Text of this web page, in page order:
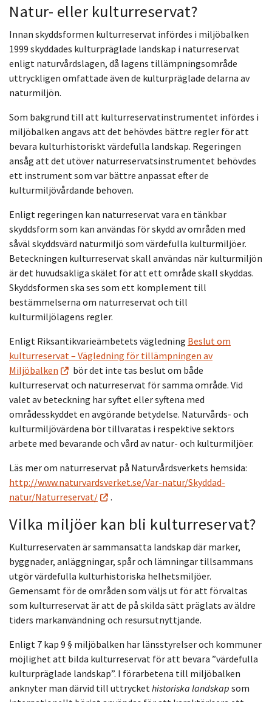
Natur- eller kulturreservat?
Innan skyddsformen kulturreservat infördes i miljöbalken
1999 skyddades kulturpräglade landskap i naturreservat
enligt naturvårdslagen, då lagens tillämpningsområde
uttryckligen omfattade även de kulturpräglade delarna av
naturmiljön.
Som bakgrund till att kulturreservatinstrumentet infördes i
miljöbalken angavs att det behövdes bättre regler för att
bevara kulturhistoriskt värdefulla landskap. Regeringen
ansåg att det utöver naturreservatsinstrumentet behövdes
ett instrument som var bättre anpassat efter de
kulturmiljövårdande behoven.
Enligt regeringen kan naturreservat vara en tänkbar
skyddsform som kan användas för skydd av områden med
såväl skyddsvärd naturmiljö som värdefulla kulturmiljöer.
Beteckningen kulturreservat skall användas när kulturmiljön
är det huvudsakliga skälet för att ett område skall skyddas.
Skyddsformen ska ses som ett komplement till
bestämmelserna om naturreservat och till
kulturmiljölagens regler.
Enligt Riksantikvarieämbetets vägledning Beslut om
kulturreservat – Vägledning för tillämpningen av
Miljöbalken
bör det inte tas beslut om både
kulturreservat och naturreservat för samma område. Vid
valet av beteckning har syftet eller syftena med
områdesskyddet en avgörande betydelse. Naturvårds- och
kulturmiljövärdena bör tillvaratas i respektive sektors
arbete med bevarande och vård av natur- och kulturmiljöer.
Läs mer om naturreservat på Naturvårdsverkets hemsida:
http://www.naturvardsverket.se/Var-natur/Skyddad-
natur/Naturreservat/
.
Vilka miljöer kan bli kulturreservat?
Kulturreservaten är sammansatta landskap där marker,
byggnader, anläggningar, spår och lämningar tillsammans
utgör värdefulla kulturhistoriska helhetsmiljöer.
Gemensamt för de områden som väljs ut för att förvaltas
som kulturreservat är att de på skilda sätt präglats av äldre
tiders markanvändning och resursutnyttjande.
Enligt 7 kap 9 § miljöbalken har länsstyrelser och kommu­ner
möjlighet att bilda kul­tur­re­servat för att bevara ”värdefulla
kulturpräglade land­skap”. I förarbetena till miljöbalken
anknyter man därvid till uttrycket his­to­riska landskap som